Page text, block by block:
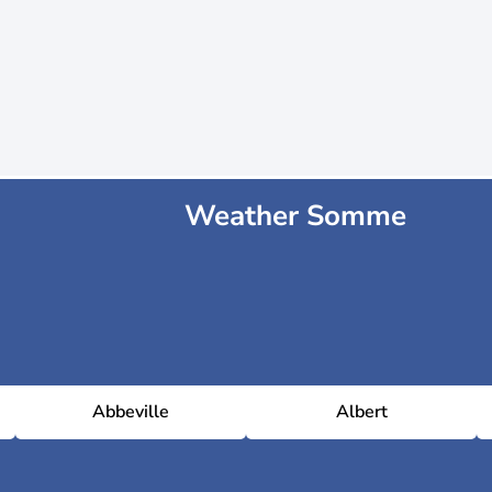
Weather Somme
Abbeville Albert